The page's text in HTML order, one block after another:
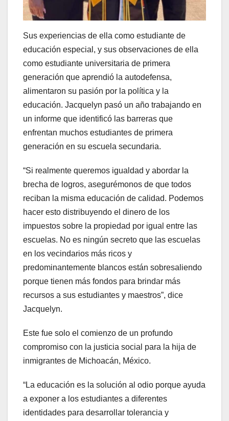
Sus experiencias de ella como estudiante de
educación especial, y sus observaciones de ella
como estudiante universitaria de primera
generación que aprendió la autodefensa,
alimentaron su pasión por la política y la
educación. Jacquelyn pasó un año trabajando en
un informe que identificó las barreras que
enfrentan muchos estudiantes de primera
generación en su escuela secundaria.
“Si realmente queremos igualdad y abordar la
brecha de logros, asegurémonos de que todos
reciban la misma educación de calidad. Podemos
hacer esto distribuyendo el dinero de los
impuestos sobre la propiedad por igual entre las
escuelas. No es ningún secreto que las escuelas
en los vecindarios más ricos y
predominantemente blancos están sobresaliendo
porque tienen más fondos para brindar más
recursos a sus estudiantes y maestros”, dice
Jacquelyn.
Este fue solo el comienzo de un profundo
compromiso con la justicia social para la hija de
inmigrantes de Michoacán, México.
“La educación es la solución al odio porque ayuda
a exponer a los estudiantes a diferentes
identidades para desarrollar tolerancia y